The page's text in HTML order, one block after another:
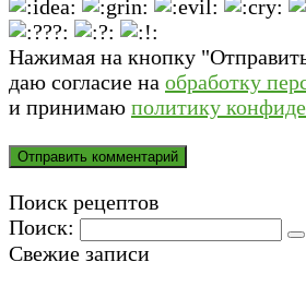
Нажимая на кнопку
даю согласие на обработку
и принимаю политику
Поиск рецептов
Поиск:
Свежие записи